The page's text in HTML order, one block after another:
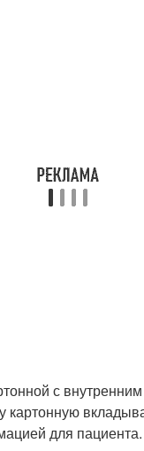
с
для пациента.